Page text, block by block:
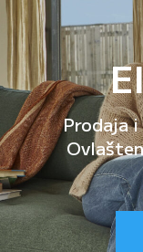
Prodaja